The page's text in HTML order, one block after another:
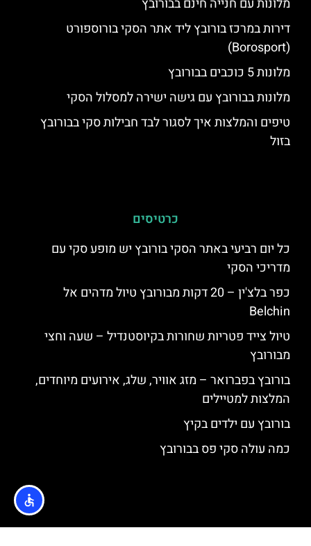
מלונות עם חנייה חינם בבורובץ
דירות במרכז בורובץ ליד אתר הסקי בורוספורט
(Borosport)
מלונות 5 כוכבים בבורובץ
מלונות בבורובץ עם גישה ישירה למסלול הסקי
טיפים והמלצות איך לסגור לבד חבילות סקי בבורובץ
בזול
כרטיסים
כל יום רביעי באתר הסקי בורובץ יש מופע סקי עם
מדריכי הסקי
כפר בלצ'ין – 20 דקות מבורובץ טיול מדהים אל
Belchin
טיול צייד פטריות שחורות בקיוסטנדיל – שעה וחצי
מבורובץ
בורובץ בפברואר – מזג אוויר, שלג, אירועים מיוחדים,
המלצות למטיילים
בורובץ עם ילדים בקיץ
כמה עולה סקי פס בבורובץ